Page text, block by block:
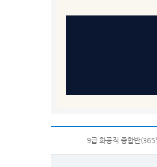
9급 화공직 종합반(365